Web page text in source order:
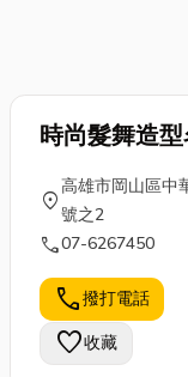
業業主在導入
自動化或升級
常想著先用一
般的家用或商
用桌機湊合。
然而，一般桌
機無法應付高
塵、高溫、連
續震動...
時尚髮舞造
location_on
高雄市岡山區中
號之2
call07-6267450
call撥打電話
favorite收藏